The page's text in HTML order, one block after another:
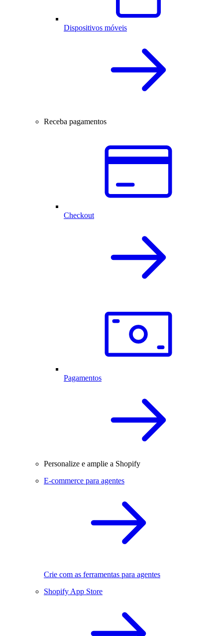
Dispositivos móveis
Receba pagamentos
Checkout
Pagamentos
Personalize e amplie a Shopify
E-commerce para agentes
Crie com as ferramentas para agentes
Shopify App Store